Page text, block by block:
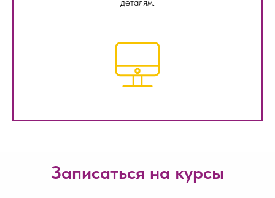
Записаться на курсы